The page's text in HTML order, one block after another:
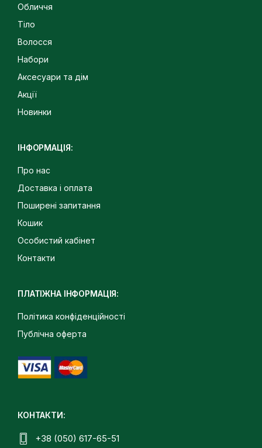
Обличчя
Тіло
Волосся
Набори
Аксесуари та дім
Акції
Новинки
ІНФОРМАЦІЯ:
Про нас
Доставка і оплата
Поширені запитання
Кошик
Особистий кабінет
Контакти
ПЛАТІЖНА ІНФОРМАЦІЯ:
Політика конфіденційності
Публічна оферта
КОНТАКТИ:
+38 (050) 617-65-51